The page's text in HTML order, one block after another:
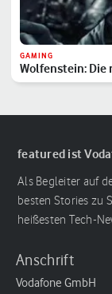
GAMING
Wolfenstein: Die
featured ist
Als Begleiter auf
besten Stories zu
heißesten Tech-
Anschrift
Vodafone GmbH